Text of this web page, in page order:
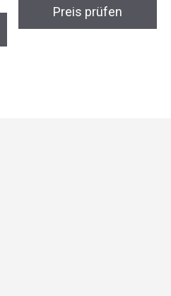
Preis prüfen